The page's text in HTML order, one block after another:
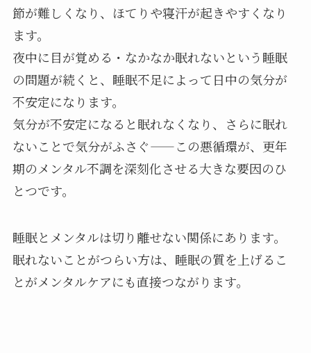
節が難しくなり、ほてりや寝汗が起きやすくなり
ます。
夜中に目が覚める・なかなか眠れないという睡眠
の問題が続くと、睡眠不足によって日中の気分が
不安定になります。
気分が不安定になると眠れなくなり、さらに眠れ
ないことで気分がふさぐ——この悪循環が、更年
期のメンタル不調を深刻化させる大きな要因のひ
とつです。
睡眠とメンタルは切り離せない関係にあります。
眠れないことがつらい方は、睡眠の質を上げるこ
とがメンタルケアにも直接つながります。